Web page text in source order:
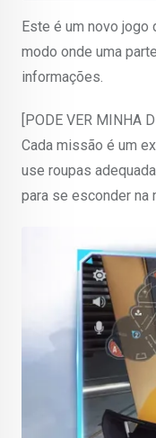
Este é um novo
modo onde uma
informações.
[PODE VER MINHA
Cada missão é um
use roupas
para se esconder na